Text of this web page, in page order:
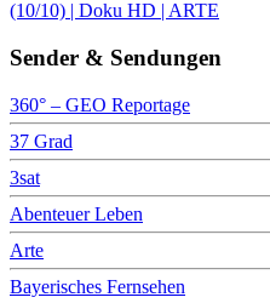
(10/10) | Doku HD | ARTE
Sender & Sendungen
360° – GEO Reportage
37 Grad
3sat
Abenteuer Leben
Arte
Bayerisches Fernsehen